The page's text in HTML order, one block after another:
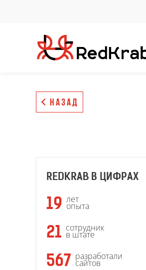
НАЗАД
REDKRAB В ЦИФРАХ
19 лет
опыта
21 сотрудник
в штате
567 разработали
сайтов